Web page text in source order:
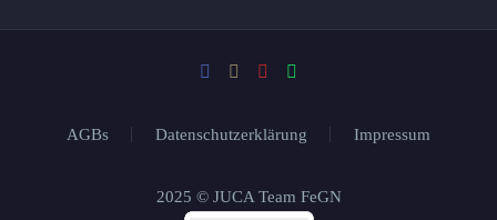
AGBs Datenschutzerklärung Impressum
2025 © JUCA Team FeGN